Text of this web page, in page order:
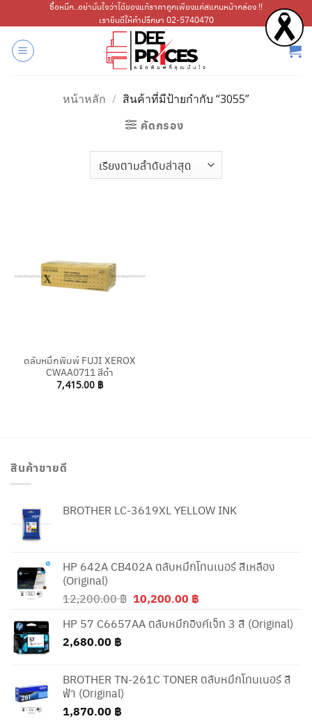
ไป
เนื้อหา
ซื้อหมึก..อย่ามั่นใจว่าได้ของแท้ราคาถูกเพียงแค่สแกนหน้ากล่อง !!
เรายินดีให้คำปรึกษา 02-5740470
หน้าหลัก / สินค้าที่มีป้ายกำกับ “3055”
คัดกรอง
ตลับหมึกพิมพ์ FUJI XEROX
CWAA0711 สีดำ
7,415.00 ฿
สินค้าขายดี
BROTHER LC-3619XL YELLOW INK
HP 642A CB402A ตลับหมึกโทนเนอร์ สีเหลือง
(Original)
12,200.00฿ Original
was:
10,200.00 ฿Current
is:
HP 57 C6657AA ตลับหมึกอิงค์เจ็ท 3 สี (Original)
2,680.00 ฿
BROTHER TN-261C TONER ตลับหมึกโทนเนอร์ สี
ฟ้า (Original)
1,870.00 ฿